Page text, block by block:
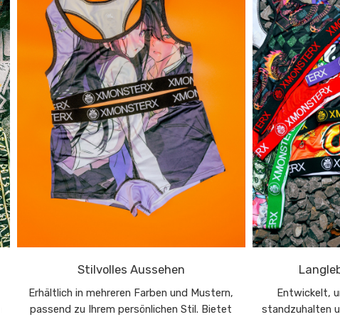
Stilvolles Aussehen
Erhältlich in mehreren Farben und Mustern,
passend zu Ihrem persönlichen Stil. Bietet
Entwickelt,
standzuhalten